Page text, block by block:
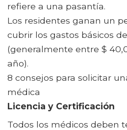
refiere a una pasantía.
Los residentes ganan un
cubrir los gastos básicos
(generalmente entre $
año).
8 consejos para solicitar
médica
Licencia y Certificación
Todos los médicos deben